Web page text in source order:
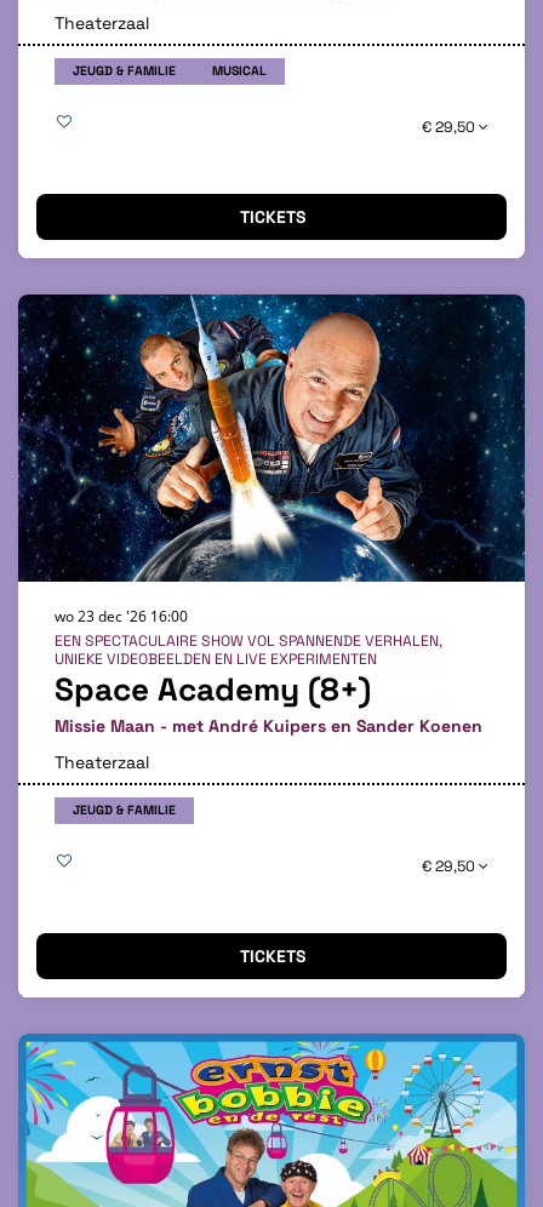
Theaterzaal
JEUGD & FAMILIE MUSICAL
€ 29,50
TICKETS
Space Academy (8+)
Missie Maan - met André Kuipers en Sander Koenen
EEN SPECTACULAIRE SHOW VOL SPANNENDE VERHALEN,
UNIEKE VIDEOBEELDEN EN LIVE EXPERIMENTEN
wo 23 dec '26 16:00
Theaterzaal
JEUGD & FAMILIE
€ 29,50
TICKETS